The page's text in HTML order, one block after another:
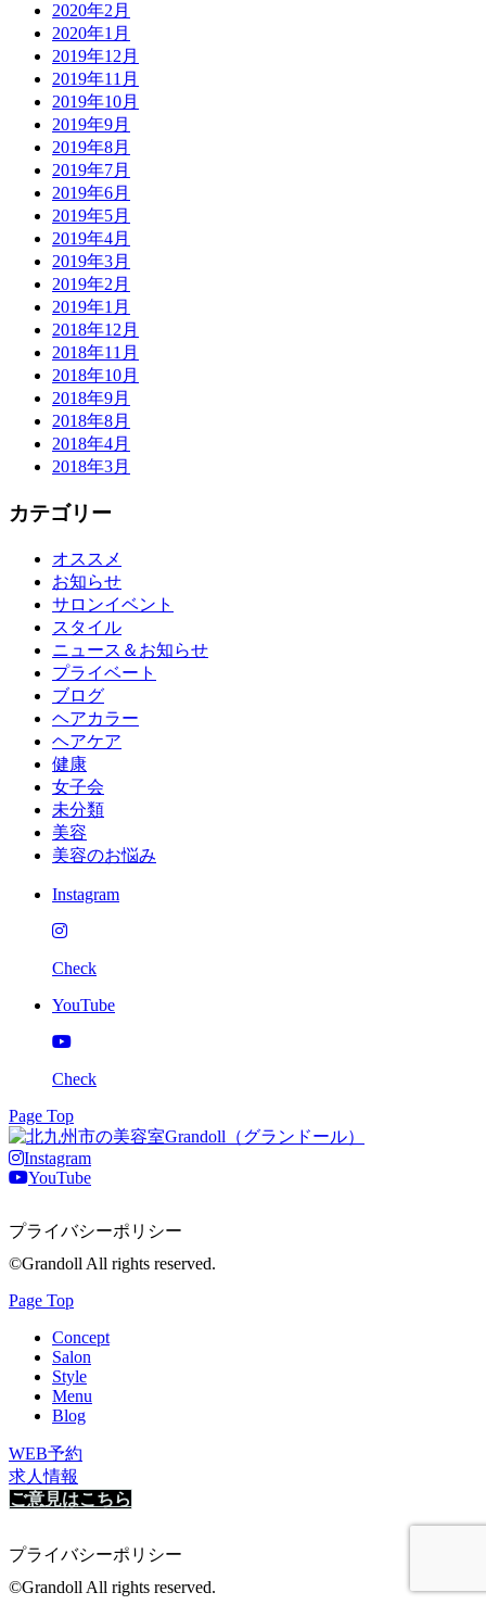
2020年2月
2020年1月
2019年12月
2019年11月
2019年10月
2019年9月
2019年8月
2019年7月
2019年6月
2019年5月
2019年4月
2019年3月
2019年2月
2019年1月
2018年12月
2018年11月
2018年10月
2018年9月
2018年8月
2018年4月
2018年3月
カテゴリー
オススメ
お知らせ
サロンイベント
スタイル
ニュース＆お知らせ
プライベート
ブログ
ヘアカラー
ヘアケア
健康
女子会
未分類
美容
美容のお悩み
Instagram
Check
YouTube
Check
Page Top
Instagram
YouTube
プライバシーポリシー
©Grandoll All rights reserved.
Page Top
Concept
Salon
Style
Menu
Blog
WEB予約
求人情報
ご意見はこちら
プライバシーポリシー
©Grandoll All rights reserved.